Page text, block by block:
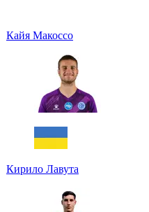
Кайя Макоссо
Кирило Лавута